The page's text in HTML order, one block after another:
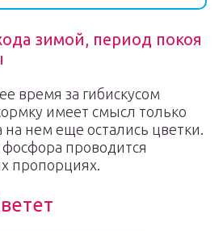
зимой, период покоя
время за гибискусом
имеет смысл только
на нем еще остались цветки.
проводится
пропорциях.